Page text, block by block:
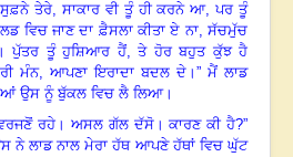
ਸੁਫ਼ਨੇ ਤੇਰੇ,ਸਾਕਾਰ ਵੀ ਤੂੰ ਹੀ ਕਰਨੇ ਆ,ਪਰ ਤੂੰ
ਵਿਚ ਜਾਣ ਦਾ ਫ਼ੈਸਲਾ ਕੀਤਾ ਏ ਨਾ, ਸੱਚਮੁੱਚ
ਪੁੱਤਰ ਤੂੰ ਹੁਸ਼ਿਆਰ ਹੈਂ, ਤੇ ਹੋਰ ਬਹੁਤ ਕੁੱਝ ਹੈ
ਮੰਨ, ਆਪਣਾ ਇਰਾਦਾ ਬਦਲ ਦੇ । ” ਮੈਂ ਲਾਡ
ਉਸ ਨੂੰ ਬੁੱਕਲ ਵਿਚ ਲੈ ਲਿਆ।
ਰਹੇ । ਅਸਲ ਗੱਲ ਦੱਸੋ।ਕਾਰਣ ਕੀ ਹੈ?”
ਨੇ ਲਾਡ ਨਾਲ ਮੇਰਾ ਹੱਥ ਆਪਣੇ ਹੱਥਾਂ ਵਿਚ ਘੁੱਟ